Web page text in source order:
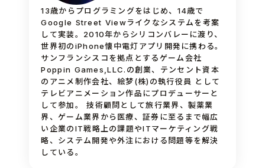
13歳からプログラミングをはじめ、14歳で
Google Street Viewライクなシステムを考案
して実装。2010年からシリコンバレーに渡り、
世界初のiPhone懐中電灯アプリ開発に携わる。
サンフランシスコを拠点とするゲーム会社
Poppin Games,LLC.の創業、テンセント資本
のアニメ制作会社、絵梦(株)の執行役員 として
テレビアニメーション作品にプロデューサーと
して参加。 技術顧問として旅行業界、製薬業
界、ゲーム業界から医療、証券に至るまで幅広
い企業のIT戦略上の課題やITマーケティング戦
略、システム開発や外注における問題等を解決
している。